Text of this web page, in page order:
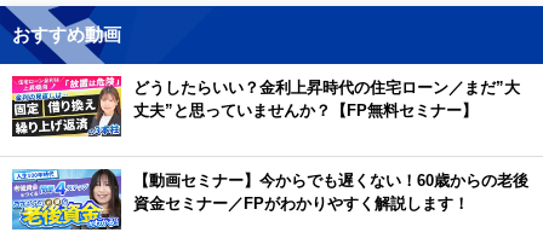
おすすめ動画
どうしたらいい？金利上昇時代の住宅ローン／まだ”大
丈夫”と思っていませんか？【FP無料セミナー】
【動画セミナー】今からでも遅くない！60歳からの老後
資金セミナー／FPがわかりやすく解説します！